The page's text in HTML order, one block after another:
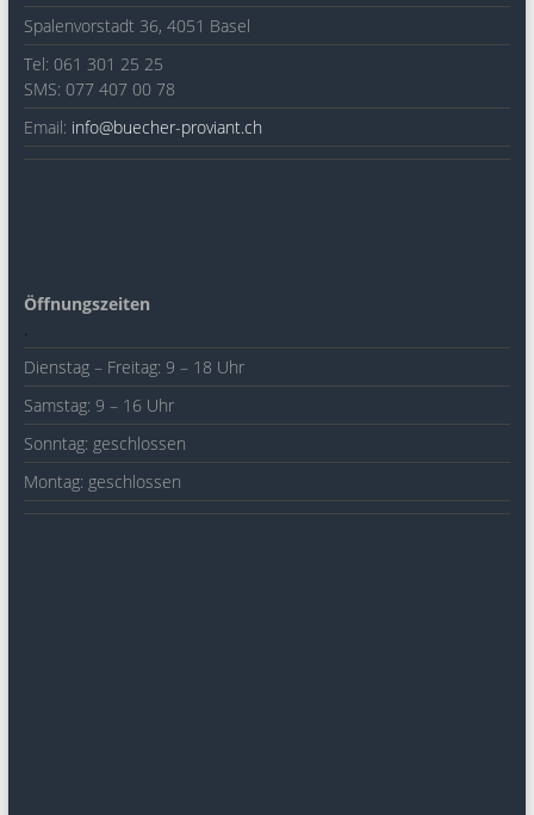
Spalenvorstadt 36, 4051 Basel
Tel: 061 301 25 25
SMS: 077 407 00 78
Email: info@buecher-proviant.ch
Öffnungszeiten
.
Dienstag – Freitag: 9 – 18 Uhr
Samstag: 9 – 16 Uhr
Sonntag: geschlossen
Montag: geschlossen